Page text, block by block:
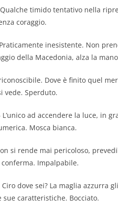
timido tentativo nella
coraggio.
inesistente. Non
della Macedonia, alza la
Dove è finito quel
vede. Sperduto.
L’unico ad accendere la luce, in
Mosca bianca.
si rende mai pericoloso,
Impalpabile.
Ciro dove sei? La maglia azzurra
sue caratteristiche. Bocciato.